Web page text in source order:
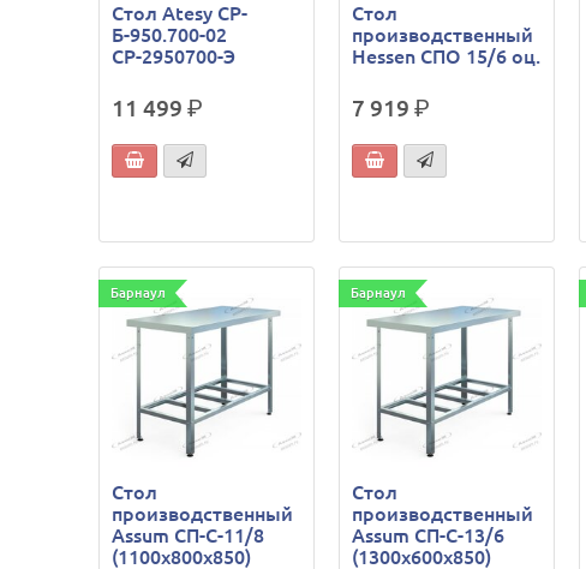
Стол Atesy СР-
Б-950.700-02
СР-2950700-Э
11 499р.
Стол
производственный
Hessen СПО 15/6 оц.
7 919р.
Барнаул
Стол
производственный
Assum СП-С-11/8
(1100х800х850)
Барнаул
Стол
производственный
Assum СП-С-13/6
(1300х600х850)